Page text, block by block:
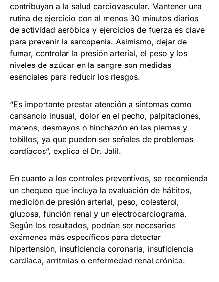
contribuyan a la salud cardiovascular. Mantener una
rutina de ejercicio con al menos 30 minutos diarios
de actividad aeróbica y ejercicios de fuerza es clave
para prevenir la sarcopenia. Asimismo, dejar de
fumar, controlar la presión arterial, el peso y los
niveles de azúcar en la sangre son medidas
esenciales para reducir los riesgos.
“Es importante prestar atención a síntomas como
cansancio inusual, dolor en el pecho, palpitaciones,
mareos, desmayos o hinchazón en las piernas y
tobillos, ya que pueden ser señales de problemas
cardíacos”, explica el Dr. Jalil.
En cuanto a los controles preventivos, se recomienda
un chequeo que incluya la evaluación de hábitos,
medición de presión arterial, peso, colesterol,
glucosa, función renal y un electrocardiograma.
Según los resultados, podrían ser necesarios
exámenes más específicos para detectar
hipertensión, insuficiencia coronaria, insuficiencia
cardíaca, arritmias o enfermedad renal crónica.